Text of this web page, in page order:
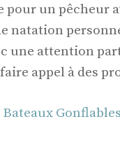
pour un pêcheur
natation
une attention
appel à des
Bateaux Gonflables